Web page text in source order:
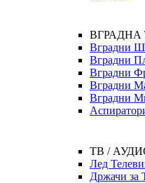
Вградни
Вградни
Вградни
Вградни
Вградни
ТВ /
Лед
Држачи за